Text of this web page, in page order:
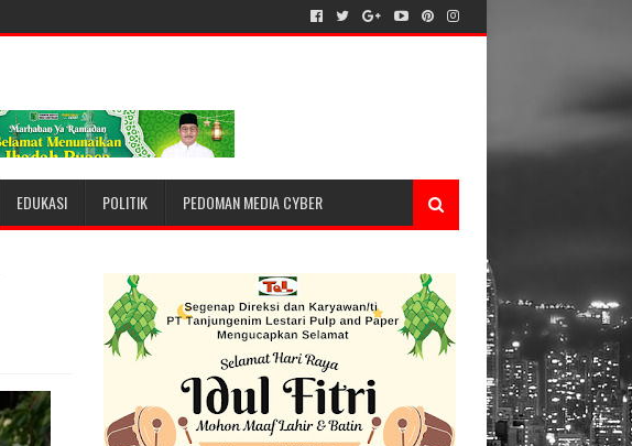
EDUKASI POLITIK PEDOMAN MEDIA CYBER